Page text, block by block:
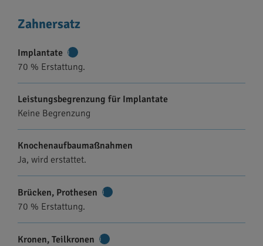
Zahnersatz
Implantate
Informationen
70 % Erstattung.
Leistungsbegrenzung für Implantate
Keine Begrenzung
Knochenaufbaumaßnahmen
Ja, wird erstattet.
Brücken, Prothesen
70 % Erstattung.
Kronen, Teilkronen